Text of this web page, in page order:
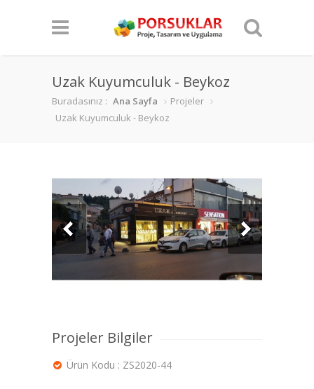
Uzak Kuyumculuk - Beykoz
Buradasınız : Ana Sayfa
Projeler
Uzak Kuyumculuk - Beykoz
Projeler Bilgiler
Ürün Kodu : ZS2020-44